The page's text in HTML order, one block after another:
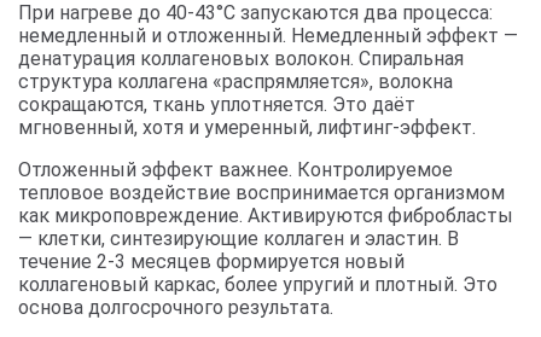
При нагреве до 40-43°C запускаются два процесса:
немедленный и отложенный. Немедленный эффект —
денатурация коллагеновых волокон. Спиральная
структура коллагена «распрямляется», волокна
сокращаются, ткань уплотняется. Это даёт
мгновенный, хотя и умеренный, лифтинг-эффект.
Отложенный эффект важнее. Контролируемое
тепловое воздействие воспринимается организмом
как микроповреждение. Активируются фибробласты
— клетки, синтезирующие коллаген и эластин. В
течение 2-3 месяцев формируется новый
коллагеновый каркас, более упругий и плотный. Это
основа долгосрочного результата.